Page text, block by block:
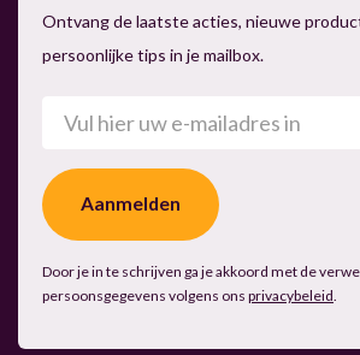
Ontvang de laatste acties, nieuwe
persoonlijke tips in je mailbox.
(Vereist)
Door je in te schrijven ga je akkoord met de
persoonsgegevens volgens ons privacybeleid